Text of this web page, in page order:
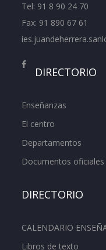
Tel: 91 8 90 24 70
Fax: 91 890 67 61
DIRECTORIO
Enseñanzas
El centro
Departamentos
Documentos oficiales
DIRECTORIO
CALENDARIO
Libros de texto